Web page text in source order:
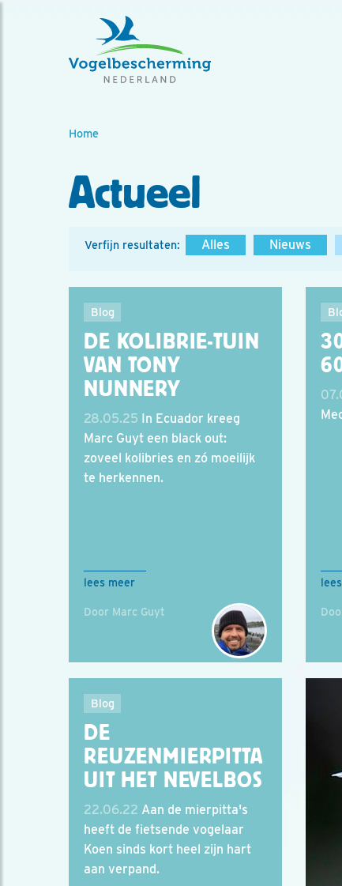
Home
Actueel
Verfijn resultaten: Alles Nieuws
Blog
DE KOLIBRIE-TUIN
VAN TONY
NUNNERY
28.05.25 In Ecuador kreeg
Marc Guyt een black out:
zoveel kolibries en zó moeilijk
te herkennen.
lees meer
Door Marc Guyt
Blog
DE
REUZENMIERPITTA
UIT HET NEVELBOS
22.06.22 Aan de mierpitta's
heeft de fietsende vogelaar
Koen sinds kort heel zijn hart
aan verpand.